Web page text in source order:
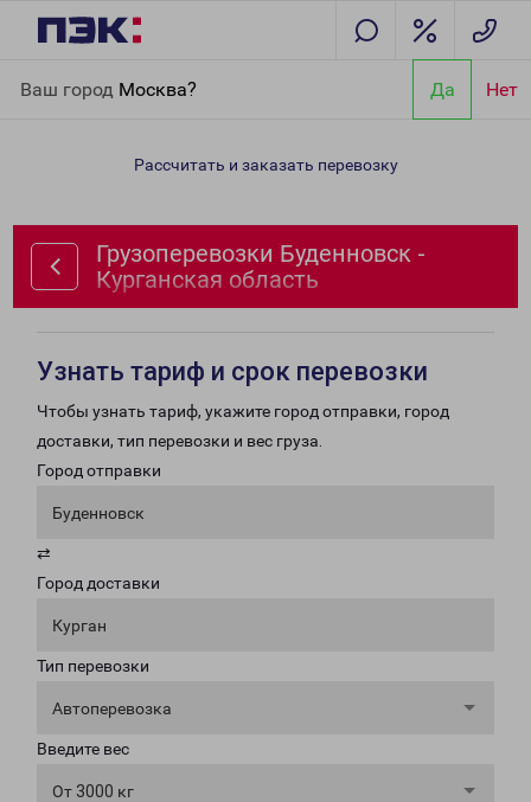
Ваш город Москва? Да Нет
Курганская область
Рассчитать и заказать перевозку
Грузоперевозки Буденновск -
Курганская область
Узнать тариф и срок перевозки
Чтобы узнать тариф, укажите город отправки, город
доставки, тип перевозки и вес груза.
Город отправки
Буденновск
⇄
Город доставки
Курган
Тип перевозки
Автоперевозка
Введите вес
От 3000 кг